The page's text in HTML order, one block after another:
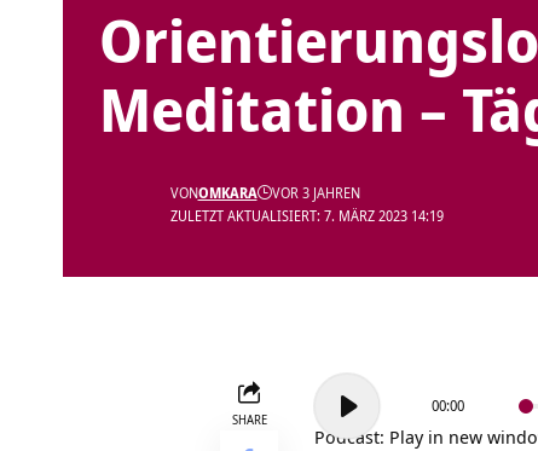
Meditation –
ZULETZT AKTUALISIERT: 7. MÄRZ 2023 14:19
VONOMKARA VOR 3 JAHREN
SHARE
Audio-
Player
00:00
Podcast: Play in new